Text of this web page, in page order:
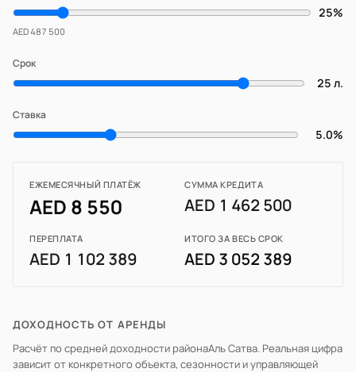
25%
AED 487 500
Срок
25 л.
Ставка
5.0%
ЕЖЕМЕСЯЧНЫЙ ПЛАТЁЖ
AED 8 550
СУММА КРЕДИТА
AED 1 462 500
ПЕРЕПЛАТА
AED 1 102 389
ИТОГО ЗА ВЕСЬ СРОК
AED 3 052 389
ДОХОДНОСТЬ ОТ АРЕНДЫ
Расчёт по средней доходности районаАль Сатва. Реальная цифра
зависит от конкретного объекта, сезонности и управляющей